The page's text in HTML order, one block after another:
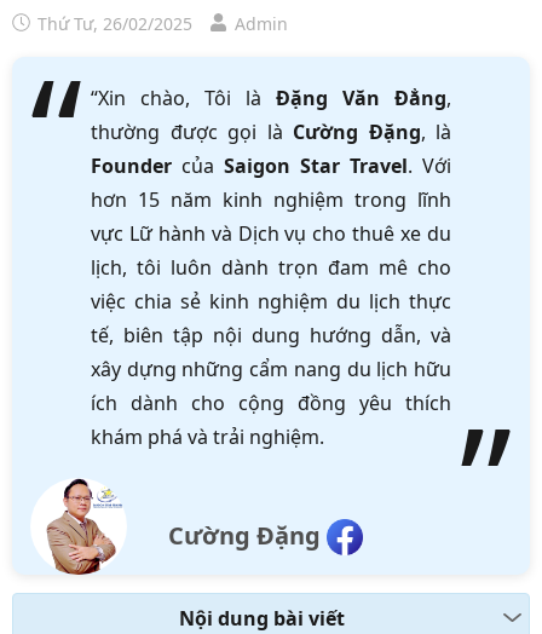
Thứ Tư, 26/02/2025 Admin
“Xin chào, Tôi là Đặng Văn Đẳng,
thường được gọi là Cường Đặng, là
Founder của Saigon Star Travel. Với
hơn 15 năm kinh nghiệm trong lĩnh
vực Lữ hành và Dịch vụ cho thuê xe du
lịch, tôi luôn dành trọn đam mê cho
việc chia sẻ kinh nghiệm du lịch thực
tế, biên tập nội dung hướng dẫn, và
xây dựng những cẩm nang du lịch hữu
ích dành cho cộng đồng yêu thích
khám phá và trải nghiệm.
Cường Đặng
Nội dung bài viết